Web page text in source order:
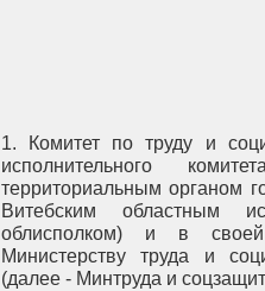
1. Комитет по труду и
исполнительного
территориальным органом
Витебским областным
облисполком) и в
Министерству труда и
(далее - Минтруда и